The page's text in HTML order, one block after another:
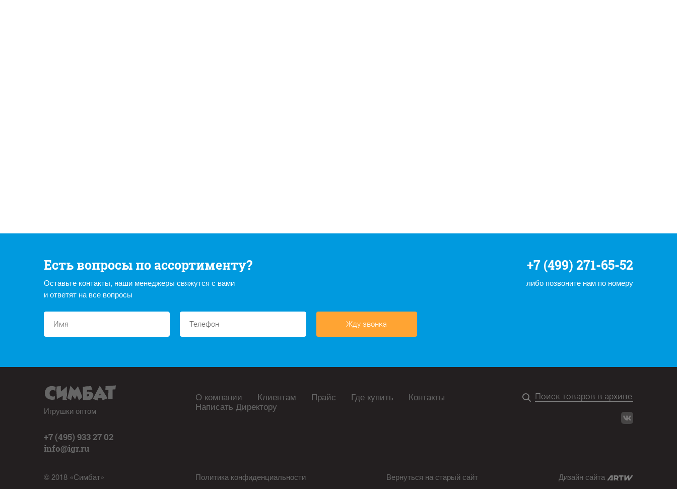
Есть вопросы по ассортименту?
Оставьте контакты, наши менеджеры свяжутся с вами
и ответят на все вопросы
+7 (499) 271-65-52
либо позвоните нам по номеру
Жду звонка
Игрушки оптом
+7 (495) 933 27 02
info@igr.ru
© 2018 «Симбат»
О компании Клиентам Прайс Где купить Контакты
Написать Директору
Политика конфиденциальности Вернуться на старый сайт Дизайн сайта